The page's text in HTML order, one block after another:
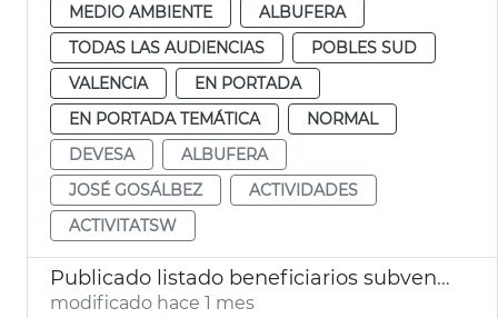
MEDIO AMBIENTE
ALBUFERA
TODAS LAS AUDIENCIAS
POBLES SUD
VALENCIA
EN PORTADA
EN PORTADA TEMÁTICA
NORMAL
DEVESA
ALBUFERA
JOSÉ GOSÁLBEZ
ACTIVIDADES
ACTIVITATSW
Publicado listado beneficiarios subvenciones patrimonio pesquero 2026 València
modificado hace 1 mes